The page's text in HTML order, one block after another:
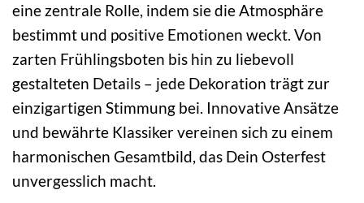
eine zentrale Rolle, indem sie die Atmosphäre
bestimmt und positive Emotionen weckt. Von
zarten Frühlingsboten bis hin zu liebevoll
gestalteten Details – jede Dekoration trägt zur
einzigartigen Stimmung bei. Innovative Ansätze
und bewährte Klassiker vereinen sich zu einem
harmonischen Gesamtbild, das Dein Osterfest
unvergesslich macht.